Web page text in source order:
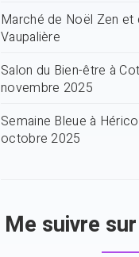
Marché de Noël Zen et
Vaupalière
Salon du Bien-être à
novembre 2025
Semaine Bleue à
octobre 2025
Me suivre